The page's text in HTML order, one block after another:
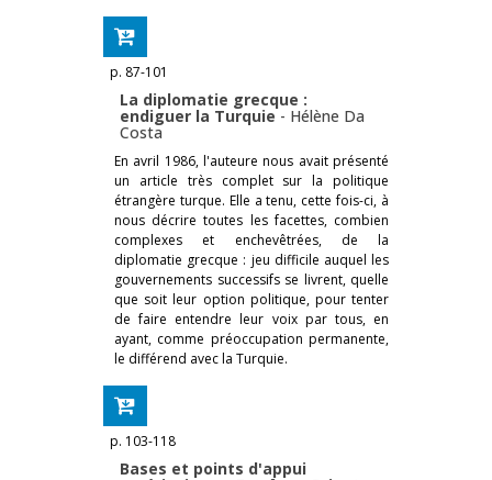
p. 87-101
La diplomatie grecque :
endiguer la Turquie- Hélène Da
Costa
En avril 1986, l'auteure nous avait présenté
un article très complet sur la politique
étrangère turque. Elle a tenu, cette fois-ci, à
nous décrire toutes les facettes, combien
complexes et enchevêtrées, de la
diplomatie grecque : jeu difficile auquel les
gouvernements successifs se livrent, quelle
que soit leur option politique, pour tenter
de faire entendre leur voix par tous, en
ayant, comme préoccupation permanente,
le différend avec la Turquie.
p. 103-118
Bases et points d'appui